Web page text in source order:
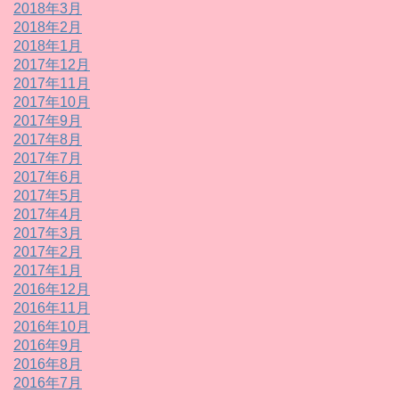
2018年3月
2018年2月
2018年1月
2017年12月
2017年11月
2017年10月
2017年9月
2017年8月
2017年7月
2017年6月
2017年5月
2017年4月
2017年3月
2017年2月
2017年1月
2016年12月
2016年11月
2016年10月
2016年9月
2016年8月
2016年7月